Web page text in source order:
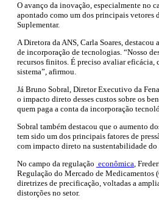
O avanço da inovação, especialmente no
apontado como um dos principais vetores
Suplementar.
A Diretora da ANS, Carla Soares, destacou
de incorporação de tecnologias. “Nosso
recursos finitos. É preciso avaliar eficácia,
sistema”, afirmou.
Já Bruno Sobral, Diretor Executivo da
o impacto direto desses custos sobre os
quem paga a conta da incorporação
Sobral também destacou que o aumento
tem sido um dos principais fatores de
com impacto direto na sustentabilidade do
No campo da regulação econômica,
Regulação do Mercado de Medicamentos
diretrizes de precificação, voltadas a
distorções no setor.